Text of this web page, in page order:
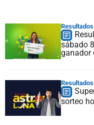
sábado
ganador
sorteo